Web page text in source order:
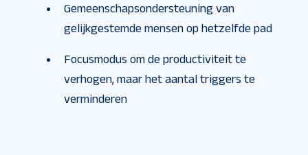
Gemeenschapsondersteuning van
gelijkgestemde mensen op hetzelfde pad
Focusmodus om de productiviteit te
verhogen, maar het aantal triggers te
verminderen